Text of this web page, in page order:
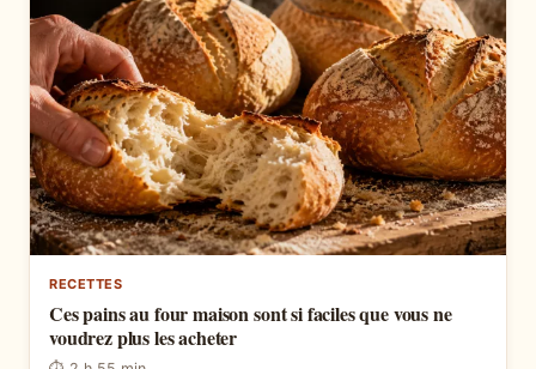
RECETTES
Ces pains au four maison sont si faciles que vous ne
voudrez plus les acheter